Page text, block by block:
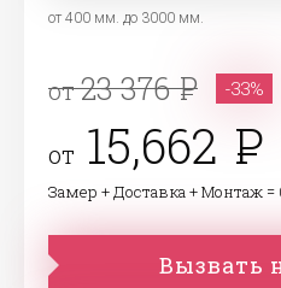
от 400 мм. до 3000 мм.
от23 376 -33%
от 15,662
Замер + Доставка + Монтаж =
Вызвать